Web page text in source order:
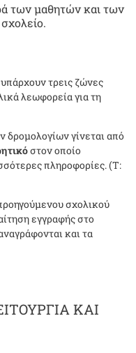
των μαθητών και των
τρεις ζώνες
λεωφορεία για τη
δρομολογίων γίνεται από
στον οποίο
πληροφορίες. (Τ:
σχολικού
εγγραφής στο
και τα
ΚΑΙ